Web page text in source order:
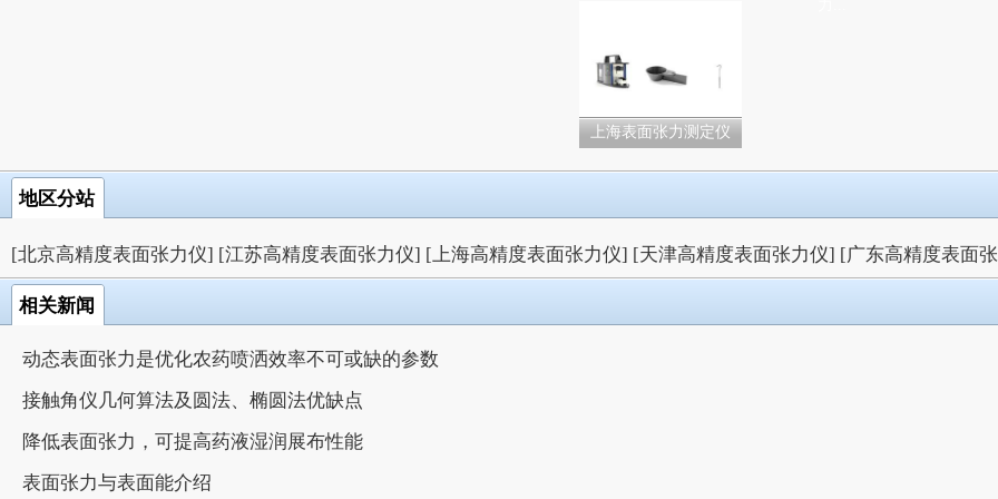
上海表面张力测定仪
地区分站
[北京高精度表面张力仪] [江苏高精度表面张力仪] [上海高精度表面张力仪] [天津高精度表面张力仪] [广东高精度表面
相关新闻
动态表面张力是优化农药喷洒效率不可或缺的参数
接触角仪几何算法及圆法、椭圆法优缺点
降低表面张力，可提高药液湿润展布性能
表面张力与表面能介绍